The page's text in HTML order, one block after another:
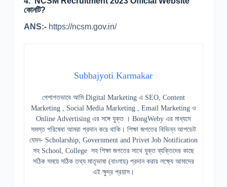
কোনটি?
ANS:-https://ncsm.gov.in/
Subhajyoti Karmakar
পেশাগতভাবে আমি Digital Marketing এ SEO, Content
Marketing , Social Media Marketing , Email Marketing ও
Online Advertising এর সঙ্গে যুক্ত । BongWeby এর মাধ্যমে
সমস্ত পরিষেবা আমরা প্রদান করে থাকি। শিক্ষা জগতের বিভিন্ন আপডেট
যেমন- Scholarship, Government and Privet Job Notification
সহ School, College সহ শিক্ষা জগতের সাথে যুক্ত ব্যক্তিদের কাছে
সঠিক সময়ে সঠিক তথ্য মাতৃভাষা (বাংলায়) প্রদান করার লক্ষ্যে আমাদের
এই ক্ষুদ্র প্রয়াস।